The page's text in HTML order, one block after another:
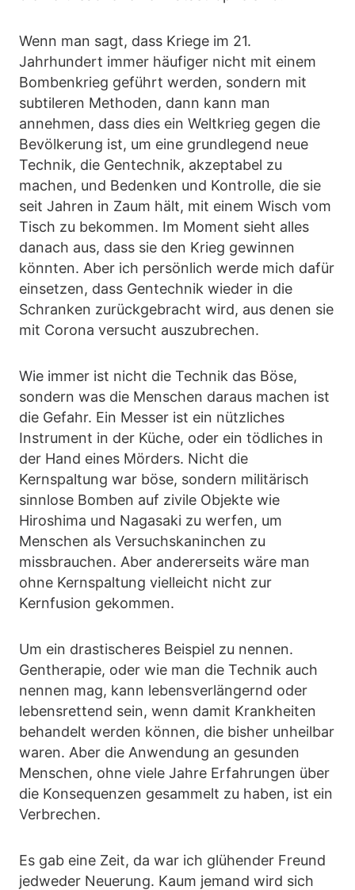
Wenn man sagt, dass Kriege im 21.
Jahrhundert immer häufiger nicht mit einem
Bombenkrieg geführt werden, sondern mit
subtileren Methoden, dann kann man
annehmen, dass dies ein Weltkrieg gegen die
Bevölkerung ist, um eine grundlegend neue
Technik, die Gentechnik, akzeptabel zu
machen, und Bedenken und Kontrolle, die sie
seit Jahren in Zaum hält, mit einem Wisch vom
Tisch zu bekommen. Im Moment sieht alles
danach aus, dass sie den Krieg gewinnen
könnten. Aber ich persönlich werde mich dafür
einsetzen, dass Gentechnik wieder in die
Schranken zurückgebracht wird, aus denen sie
mit Corona versucht auszubrechen.
Wie immer ist nicht die Technik das Böse,
sondern was die Menschen daraus machen ist
die Gefahr. Ein Messer ist ein nützliches
Instrument in der Küche, oder ein tödliches in
der Hand eines Mörders. Nicht die
Kernspaltung war böse, sondern militärisch
sinnlose Bomben auf zivile Objekte wie
Hiroshima und Nagasaki zu werfen, um
Menschen als Versuchskaninchen zu
missbrauchen. Aber andererseits wäre man
ohne Kernspaltung vielleicht nicht zur
Kernfusion gekommen.
Um ein drastischeres Beispiel zu nennen.
Gentherapie, oder wie man die Technik auch
nennen mag, kann lebensverlängernd oder
lebensrettend sein, wenn damit Krankheiten
behandelt werden können, die bisher unheilbar
waren. Aber die Anwendung an gesunden
Menschen, ohne viele Jahre Erfahrungen über
die Konsequenzen gesammelt zu haben, ist ein
Verbrechen.
Es gab eine Zeit, da war ich glühender Freund
jedweder Neuerung. Kaum jemand wird sich